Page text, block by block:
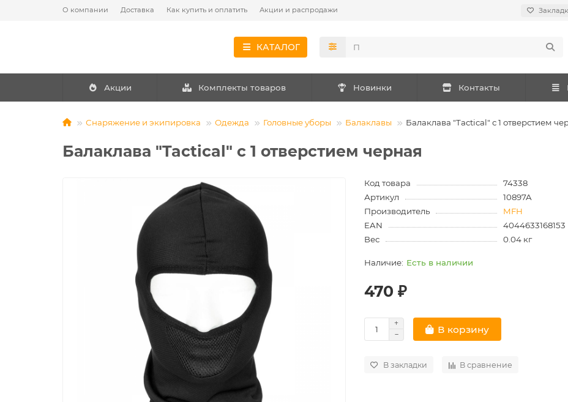
О компании Доставка Как купить и оплатить Акции и распродажи
КАТАЛОГ
Акции Комплекты товаров Новинки Контакты
Снаряжение и экипировка Одежда Головные уборы Балаклавы Балаклава "Tactical" с 1 отверстием
Балаклава "Tactical" с 1 отверстием черная
Код товара
74338
Артикул
10897A
Производитель
MFH
EAN
4044633168153
Вес
0.04 кг
Есть в наличии
470 ₽
В корзину
В закладки В сравнение